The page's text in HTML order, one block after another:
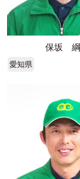
保坂
愛知県